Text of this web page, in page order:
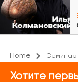
Home Семинар
Хотите